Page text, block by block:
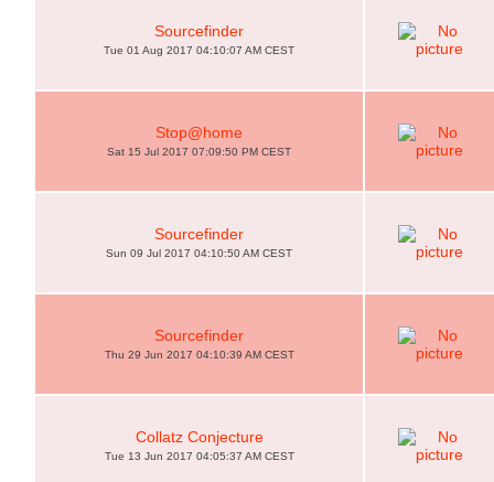
Sourcefinder
Tue 01 Aug 2017 04:10:07 AM CEST
Stop@home
Sat 15 Jul 2017 07:09:50 PM CEST
Sourcefinder
Sun 09 Jul 2017 04:10:50 AM CEST
Sourcefinder
Thu 29 Jun 2017 04:10:39 AM CEST
Collatz Conjecture
Tue 13 Jun 2017 04:05:37 AM CEST